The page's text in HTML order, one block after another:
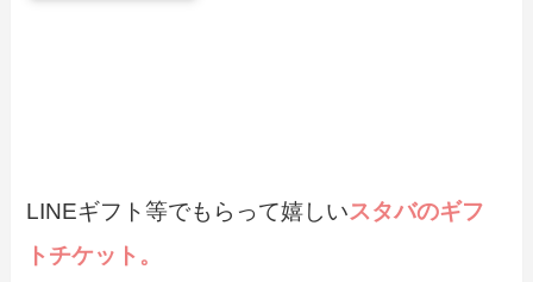
LINEギフト等でもらって嬉しいスタバのギフ
トチケット。